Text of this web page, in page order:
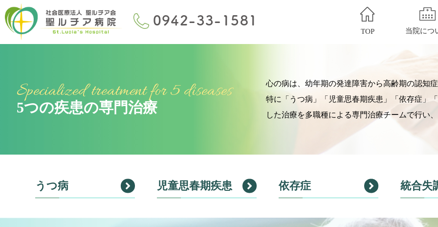
TOP 当院につ
Specialized treatment for 5 diseases
5つの疾患の専門治療
心の病は、幼年期の発達障害から高齢期の認知
特に「うつ病」「児童思春期疾患」「依存症」
した治療を多職種による専門治療チームで行い
うつ病 児童思春期疾患 依存症 統合失